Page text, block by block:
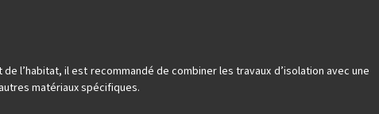
l’habitat, il est recommandé de combiner les travaux d’isolation avec une
matériaux spécifiques.